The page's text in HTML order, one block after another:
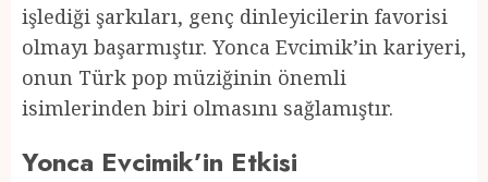
işlediği şarkıları, genç dinleyicilerin favorisi
olmayı başarmıştır. Yonca Evcimik’in kariyeri,
onun Türk pop müziğinin önemli
isimlerinden biri olmasını sağlamıştır.
Yonca Evcimik’in Etkisi